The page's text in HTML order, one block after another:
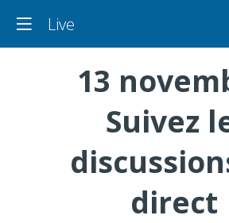
Live
13
Suivez
direct